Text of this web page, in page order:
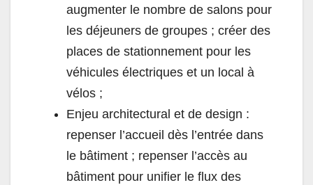
augmenter le nombre de salons pour
les déjeuners de groupes ; créer des
places de stationnement pour les
véhicules électriques et un local à
vélos ;
Enjeu architectural et de design :
repenser l’accueil dès l’entrée dans
le bâtiment ; repenser l’accès au
bâtiment pour unifier le flux des